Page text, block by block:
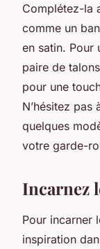
Complétez-la
comme un
en satin. Pour
paire de
pour une
N’hésitez pas
quelques
votre garde-
Incarnez
Pour incarner
inspiration